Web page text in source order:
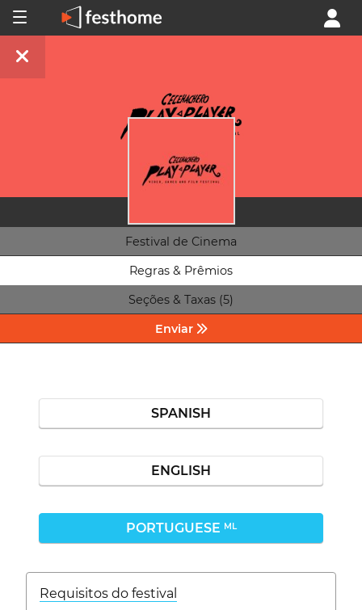
Festival de Cinema
Regras & Prêmios
Seções & Taxas (5)
Enviar
SPANISH
ENGLISH
PORTUGUESE ML
Requisitos do festival